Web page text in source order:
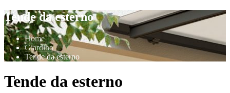
Tende da esterno
Home
Giardino
Tende da esterno
Tende da esterno